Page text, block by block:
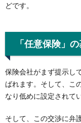
どです。
「任意保険」
保険会社がまず提示し
ばれます。そして、こ
なり低めに設定されて
そして、この交渉に弁